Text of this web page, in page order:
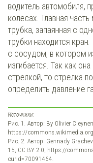
водитель автомобиля,
колёсах. Главная
трубка, запаянная с
трубки находится
с сосудом, в котором
изгибается. Так как
стрелкой, то стрелка
определить давление
Источники:
Рис. 1. Автор: By Olivier
https://
Рис. 2. Автор: Gennady
15, CC BY 2.0, https://
curid=70091464.